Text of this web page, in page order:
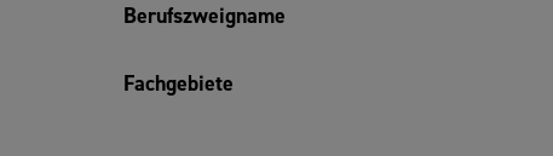
Berufszweigname
Fachgebiete